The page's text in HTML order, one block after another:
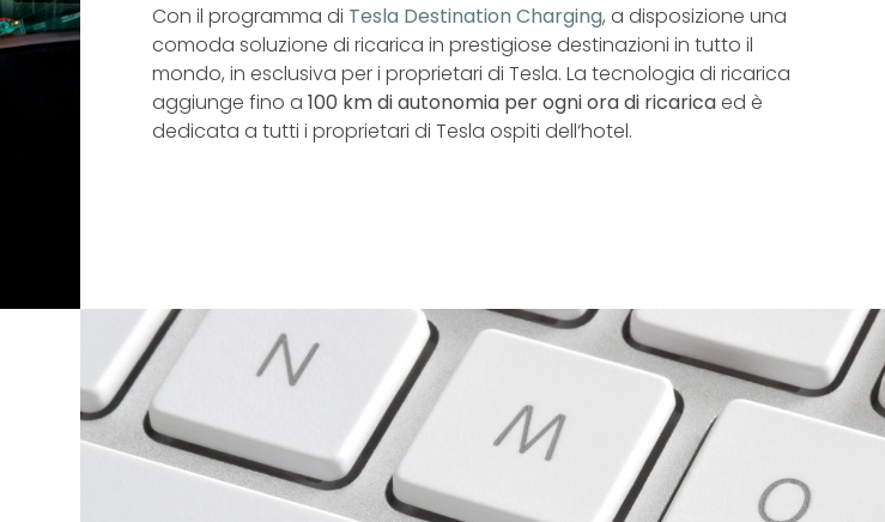
Con il programma di Tesla Destination Charging, a disposizione una
comoda soluzione di ricarica in prestigiose destinazioni in tutto il
mondo, in esclusiva per i proprietari di Tesla. La tecnologia di ricarica
aggiunge fino a 100 km di autonomia per ogni ora di ricaricaed è
dedicata a tutti i proprietari di Tesla ospiti dell‘hotel.